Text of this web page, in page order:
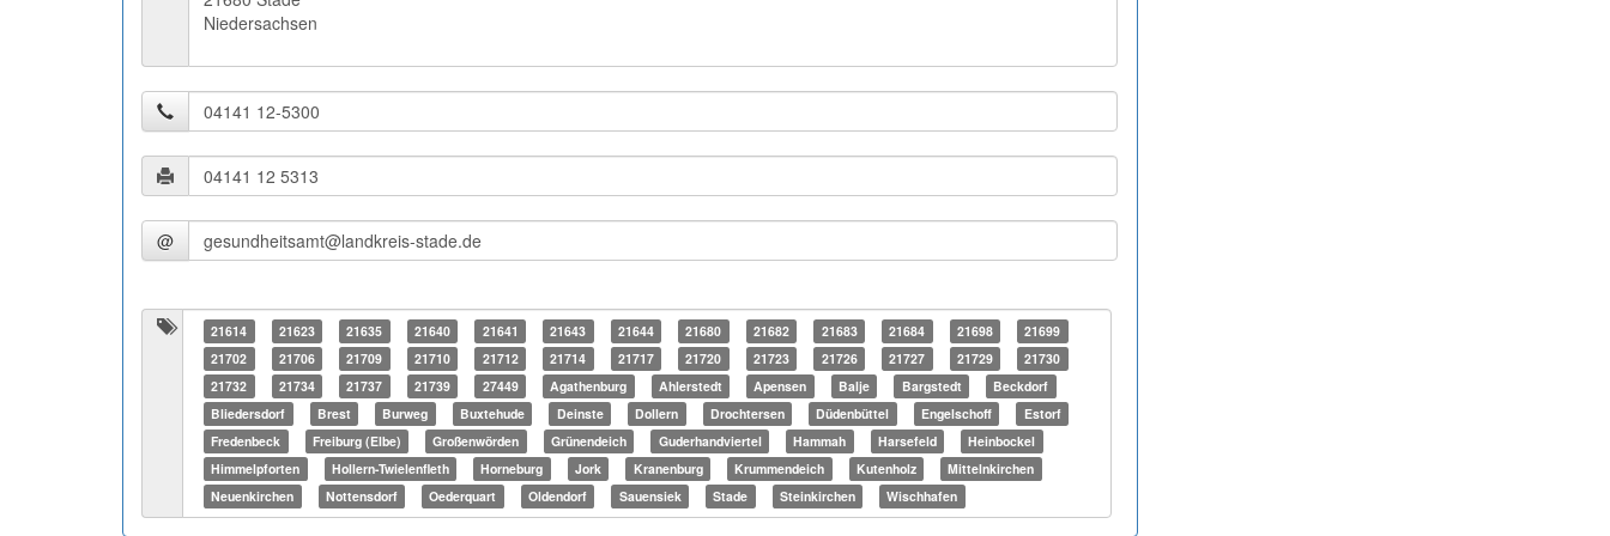
Niedersachsen
@
21614 21623 21635 21640 21641 21643 21644 21680 21682 21683 21684 21698
21699
21702
21706 21709 21710 21712 21714 21717 21720 21723 21726 21727 21729
21730
21732
21734 21737 21739 27449 Agathenburg Ahlerstedt Apensen Balje Bargstedt
Beckdorf
Bliedersdorf
Brest Burweg Buxtehude Deinste Dollern Drochtersen Düdenbüttel Engelschoff
Estorf
Fredenbeck
Freiburg (Elbe) Großenwörden Grünendeich Guderhandviertel Hammah Harsefeld
Heinbockel
Himmelpforten
Hollern-Twielenfleth Horneburg Jork Kranenburg Krummendeich Kutenholz
Mittelnkirchen
Neuenkirchen
Nottensdorf Oederquart Oldendorf Sauensiek Stade Steinkirchen Wischhafen